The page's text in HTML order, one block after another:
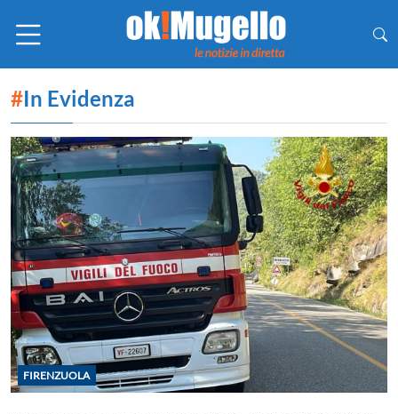
#In Evidenza
FIRENZUOLA